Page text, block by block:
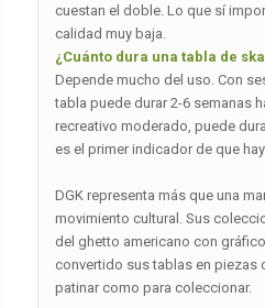
cuestan el doble. Lo que sí
calidad muy baja.
¿Cuánto dura una tabla de
Depende mucho del uso. Con
tabla puede durar 2-6 semanas
recreativo moderado, puede
es el primer indicador de que
DGK representa más que una
movimiento cultural. Sus
del ghetto americano con
convertido sus tablas en piezas
patinar como para coleccionar.